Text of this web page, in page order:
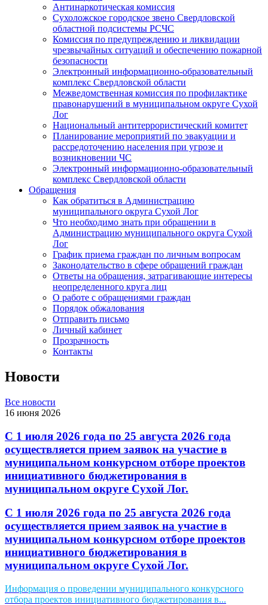
Антинаркотическая комиссия
Сухоложское городское звено Свердловской
областной подсистемы РСЧС
Комиссия по предупреждению и ликвидации
чрезвычайных ситуаций и обеспечению пожарной
безопасности
Электронный информационно-образовательный
комплекс Cвердловской области
Межведомственная комиссия по профилактике
правонарушений в муниципальном округе Сухой
Лог
Национальный антитеррористический комитет
Планирование мероприятий по эвакуации и
рассредоточению населения при угрозе и
возникновении ЧС
Электронный информационно-образовательный
комплекс Свердловской области
Обращения
Как обратиться в Администрацию
муниципального округа Сухой Лог
Что необходимо знать при обращении в
Администрацию муниципального округа Сухой
Лог
График приема граждан по личным вопросам
Законодательство в сфере обращений граждан
Ответы на обращения, затрагивающие интересы
неопределенного круга лиц
О работе с обращениями граждан
Порядок обжалования
Отправить письмо
Личный кабинет
Прозрачность
Контакты
Новости
Все новости
16 июня 2026
С 1 июля 2026 года по 25 августа 2026 года
осуществляется прием заявок на участие в
муниципальном конкурсном отборе проектов
инициативного бюджетирования в
муниципальном округе Сухой Лог.
С 1 июля 2026 года по 25 августа 2026 года
осуществляется прием заявок на участие в
муниципальном конкурсном отборе проектов
инициативного бюджетирования в
муниципальном округе Сухой Лог.
Информация о проведении муниципального конкурсного
отбора проектов инициативного бюджетирования в...